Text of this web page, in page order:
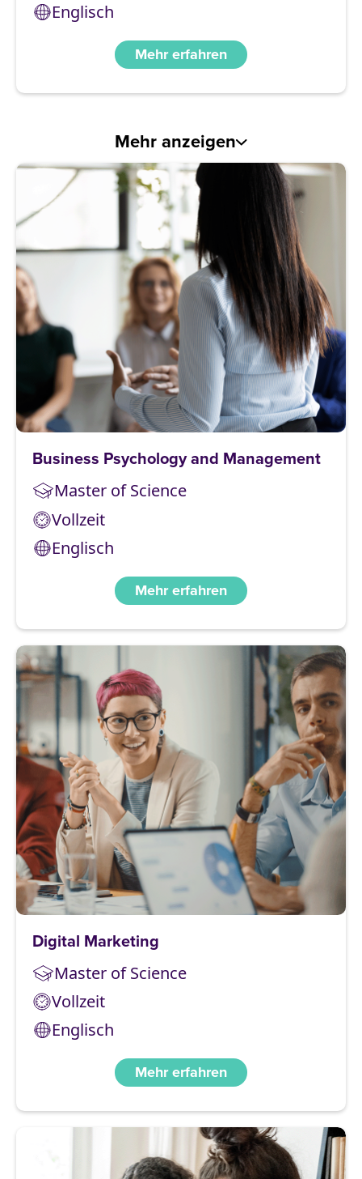
Englisch
Mehr erfahren
Mehr anzeigen
Business Psychology and Management
Master of Science
Vollzeit
Englisch
Mehr erfahren
Digital Marketing
Master of Science
Vollzeit
Englisch
Mehr erfahren